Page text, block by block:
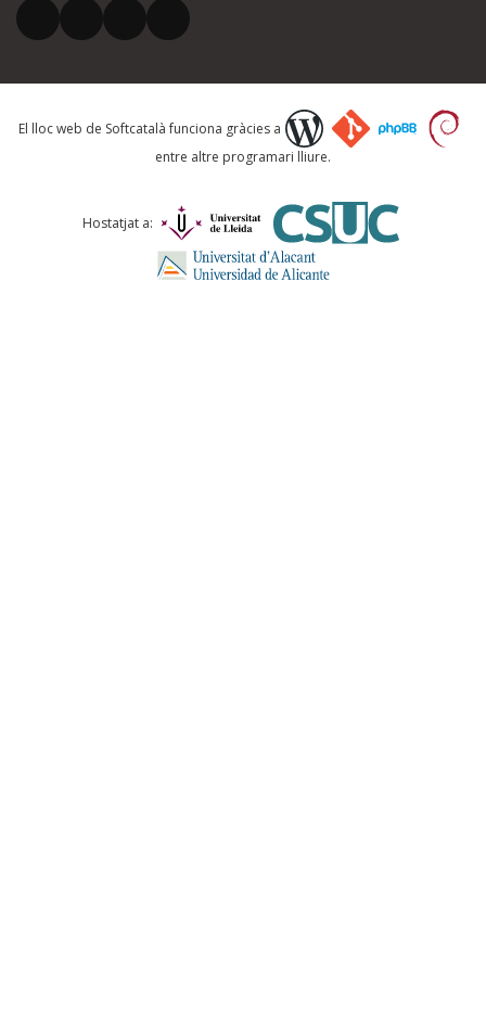
El vostre correu electrònic *
Què proposeu?
Comentari *
El lloc web de Softcatalà funciona gràcies a
entre altre programari lliure.
Hostatjat a: